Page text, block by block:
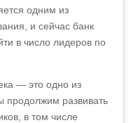
одним из
и сейчас банк
в число лидеров по
— это одно из
продолжим развивать
в том числе